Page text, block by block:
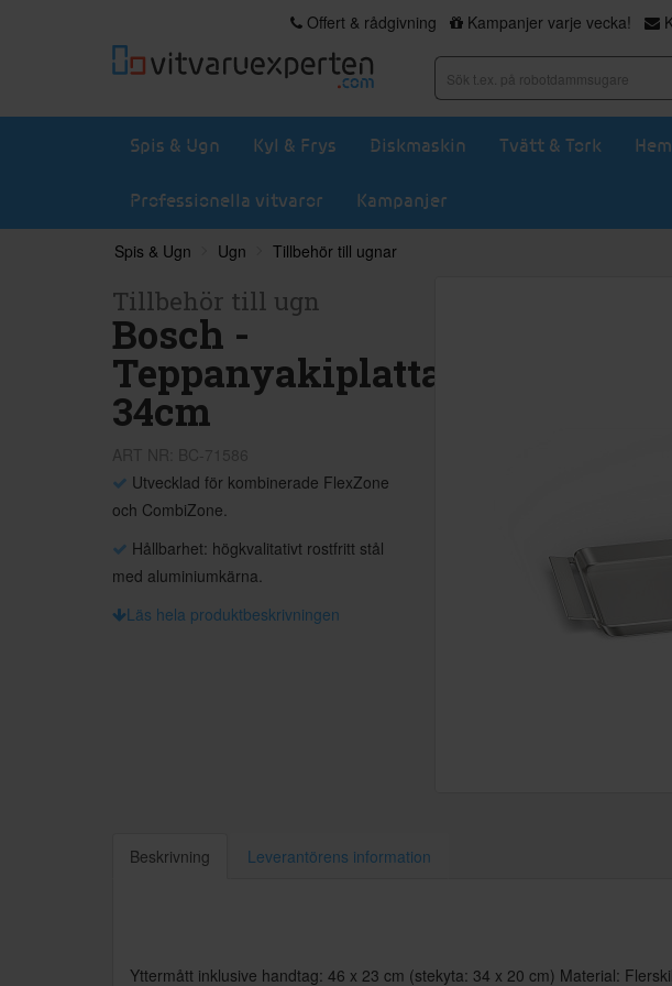
Offert & rådgivning Kampanjer varje vecka!
Spis & Ugn Kyl & Frys Diskmaskin Tvätt & Tork
Professionella vitvaror Kampanjer
Spis & Ugn Ugn Tillbehör till ugnar
Tillbehör till ugn
Bosch -
Teppanyakiplatta
34cm
Utvecklad för kombinerade FlexZone
och CombiZone.
Hållbarhet: högkvalitativt rostfritt stål
med aluminiumkärna.
Läs hela produktbeskrivningen
Beskrivning Leverantörens information
Yttermått inklusive handtag: 46 x 23 cm (stekyta: 34 x 20 cm) Material: